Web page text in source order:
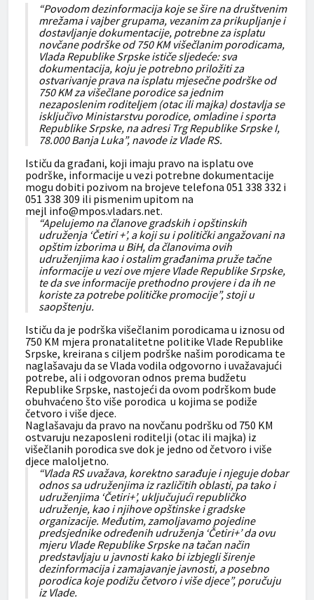
“Povodom dezinformacija koje se šire na društvenim
mrežama i vajber grupama, vezanim za prikupljanje i
dostavljanje dokumentacije, potrebne za isplatu
novčane podrške od 750 KM višečlanim porodicama,
Vlada Republike Srpske ističe sljedeće: sva
dokumentacija, koju je potrebno priložiti za
ostvarivanje prava na isplatu mjesečne podrške od
750 KM za višečlane porodice sa jednim
nezaposlenim roditeljem (otac ili majka) dostavlja se
isključivo Ministarstvu porodice, omladine i sporta
Republike Srpske, na adresi Trg Republike Srpske I,
78.000 Banja Luka”, navode iz Vlade RS.
Ističu da građani, koji imaju pravo na isplatu ove
podrške, informacije u vezi potrebne dokumentacije
mogu dobiti pozivom na brojeve telefona 051 338 332 i
051 338 309 ili pismenim upitom na
mejl info@mpos.vladars.net.
“Apelujemo na članove gradskih i opštinskih
udruženja ‘Četiri +’, a koji su i politički angažovani na
opštim izborima u BiH, da članovima ovih
udruženjima kao i ostalim građanima pruže tačne
informacije u vezi ove mjere Vlade Republike Srpske,
te da sve informacije prethodno provjere i da ih ne
koriste za potrebe političke promocije”, stoji u
saopštenju.
Ističu da je podrška višečlanim porodicama u iznosu od
750 KM mjera pronatalitetne politike Vlade Republike
Srpske, kreirana s ciljem podrške našim porodicama te
naglašavaju da se Vlada vodila odgovorno i uvažavajući
potrebe, ali i odgovoran odnos prema budžetu
Republike Srpske, nastojeći da ovom podrškom bude
obuhvaćeno što više porodica u kojima se podiže
četvoro i više djece.
Naglašavaju da pravo na novčanu podršku od 750 KM
ostvaruju nezaposleni roditelji (otac ili majka) iz
višečlanih porodica sve dok je jedno od četvoro i više
djece maloljetno.
“Vlada RS uvažava, korektno sarađuje i njeguje dobar
odnos sa udruženjima iz različitih oblasti, pa tako i
udruženjima ‘Četiri+’, uključujući republičko
udruženje, kao i njihove opštinske i gradske
organizacije. Međutim, zamoljavamo pojedine
predsjednike određenih udruženja ‘Četiri+’ da ovu
mjeru Vlade Republike Srpske na tačan način
predstavljaju u javnosti kako bi izbjegli širenje
dezinformacija i zamajavanje javnosti, a posebno
porodica koje podižu četvoro i više djece”, poručuju
iz Vlade.